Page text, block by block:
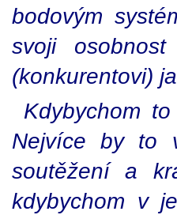
bodovým
svoji
(konkurentovi)
Kdybychom
Nejvíce by to
soutěžení a
kdybychom v